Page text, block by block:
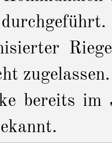
bereits